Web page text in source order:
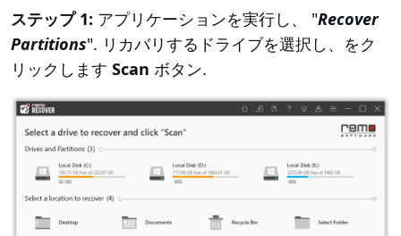
ステップ 1: アプリケーションを実行し、 "Recover
Partitions". リカバリするドライブを選択し、をク
リックします Scan ボタン.